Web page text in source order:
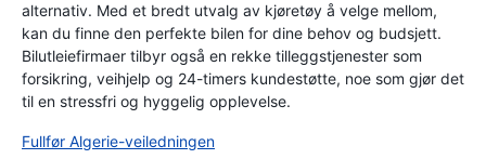
alternativ. Med et bredt utvalg av kjøretøy å velge mellom,
kan du finne den perfekte bilen for dine behov og budsjett.
Bilutleiefirmaer tilbyr også en rekke tilleggstjenester som
forsikring, veihjelp og 24-timers kundestøtte, noe som gjør det
til en stressfri og hyggelig opplevelse.
Fullfør Algerie-veiledningen